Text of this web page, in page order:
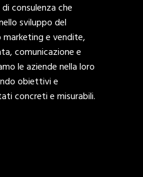
consulenza che
sviluppo del
e vendite,
comunicazione e
le aziende nella loro
obiettivi e
concreti e misurabili.